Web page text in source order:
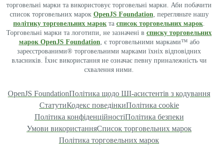
торговельні марки та використовує торговельні марки. Аби побачити
список торговельних марок OpenJS Foundation , перегляньте нашу
політику торговельних марок та список торговельних марок
Торговельні марки та логотипи, не зазначені в списку торговельних
марок OpenJS Foundation , є торговельними марками™ або
зареєстрованими® торговельними марками їхніх відповідних
власників. Їхнє використання не означає певну приналежність чи
схвалення ними.
OpenJS FoundationПолітика щодо ШІ-асистентів з кодування
СтатутиКодекс поведінкиПолітика cookie
Політика конфіденційностіПолітика безпеки
Умови використанняСписок торговельних марок
Політика торговельних марок